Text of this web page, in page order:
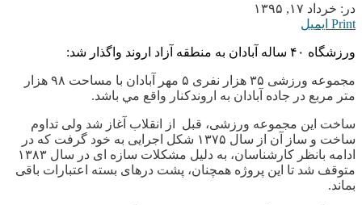
در: خرداد ۱۷, ۱۳۹۵
Print ایمیل
ورزشگاه ۴۰ ساله آبادان به منطقه آزاد اروند واگذار شد:
مجموعه ورزشی ۳۵ هزار نفری ۵ مهر آبادان با مساحت ۹۸ هزار
متر مربع در جاده آبادان به اروندکنار واقع مي باشد.
ساخت این مجموعه ورزشی، قبل از انقلاب آغاز شد ولی تداوم
ساخت و ساز آن از سال ۱۳۷۵ شکل اجرایی به خود گرفت که در
ادامه بانظر کارشناسان، به دلیل مشکلات سازه ای در سال ۱۳۸۳
متوقف شد تا این پروژه همچنان، پشت درهای بسته اعتبارات باقی
بماند.